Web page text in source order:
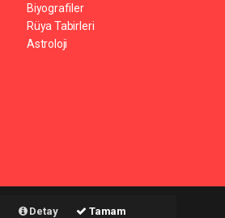
Detay Tamam
Biyografiler
Rüya Tabirleri
Astroloji
Haber Yazılımı: Web Aksiyon ®